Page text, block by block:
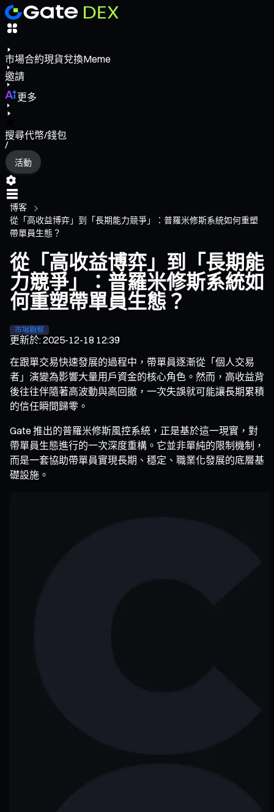
市場合約現貨兌換Meme
邀請
更多
搜尋代幣/錢包
/
活動
博客
從「高收益博弈」到「長期能力競爭」：普羅米修斯系統如何重塑
帶單員生態？
從「高收益博弈」到「長期能
力競爭」：普羅米修斯系統如
何重塑帶單員生態？
市場觀察
更新於:2025-12-18 12:39
在跟單交易快速發展的過程中，帶單員逐漸從「個人交易
者」演變為影響大量用戶資金的核心角色。然而，高收益背
後往往伴隨著高波動與高回撤，一次失誤就可能讓長期累積
的信任瞬間歸零。
Gate 推出的普羅米修斯風控系統，正是基於這一現實，對
帶單員生態進行的一次深度重構。它並非單純的限制機制，
而是一套協助帶單員實現長期、穩定、職業化發展的底層基
礎設施。